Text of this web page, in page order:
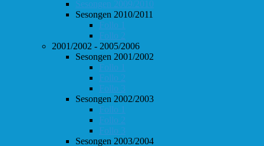
Sesongen 2009/2010
Sesongen 2010/2011
Follo 1
Follo 2
2001/2002 - 2005/2006
Sesongen 2001/2002
Follo 1
Follo 2
Follo 3
Sesongen 2002/2003
Follo 1
Follo 2
Follo 3
Sesongen 2003/2004